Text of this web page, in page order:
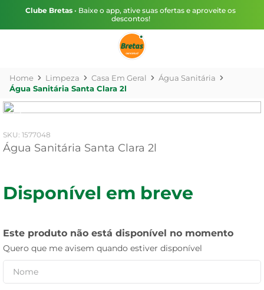
Clube Bretas • Baixe o app, ative suas ofertas e aproveite os
descontos!
Limpeza Casa Em Geral
Água Sanitária
Água Sanitária Santa Clara 2l
: 1577048
Água Sanitária Santa Clara 2l
Disponível em breve
Este produto não está disponível no momento
Quero que me avisem quando estiver disponível